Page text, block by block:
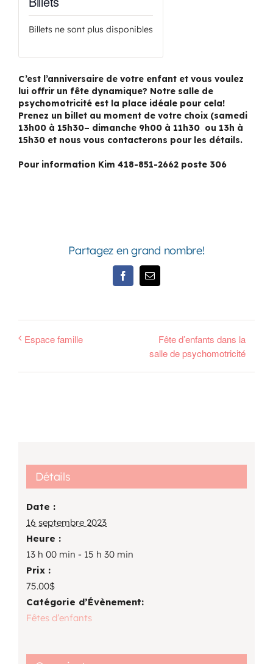
Billets ne sont plus disponibles
C’est l’anniversaire de votre enfant et vous voulez
lui offrir un fête dynamique? Notre salle de
psychomotricité est la place idéale pour cela!
Prenez un billet au moment de votre choix (samedi
13h00 à 15h30– dimanche 9h00 à 11h30 ou 13h à
15h30 et nous vous contacterons pour les détails.
Pour information Kim 418-851-2662 poste 306
Partagez en grand nombre!
FacebookEmail
Espace famille
Fête d’enfants dans la
salle de psychomotricité
Détails
Date :
16 septembre 2023
Heure :
13 h 00 min - 15 h 30 min
Prix :
75.00$
Catégorie d’Évènement:
Fêtes d’enfants